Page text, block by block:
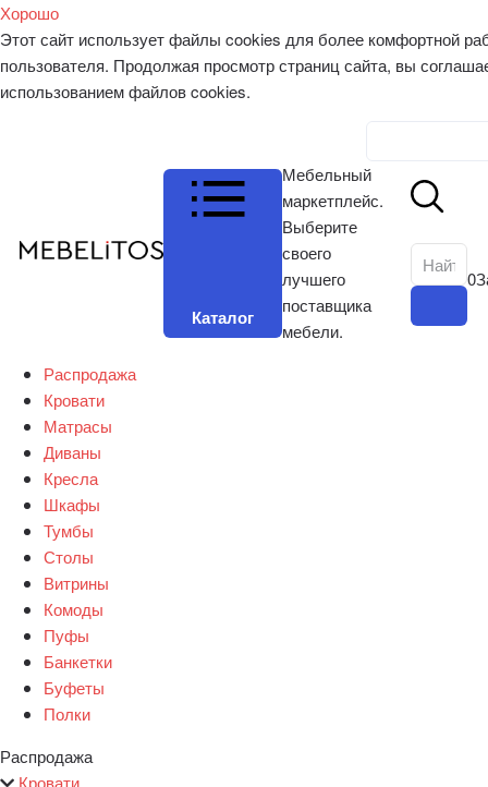
Хорошо
Этот сайт использует файлы cookies для более комфортной
пользователя. Продолжая просмотр страниц сайта, вы
использованием файлов cookies.
Каталог
Мебельный
маркетплейс.
Выберите
своего
лучшего
поставщика
мебели.
0
Распродажа
Кровати
Матрасы
Диваны
Кресла
Шкафы
Тумбы
Столы
Витрины
Комоды
Пуфы
Банкетки
Буфеты
Полки
Распродажа
Кровати